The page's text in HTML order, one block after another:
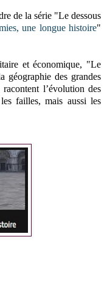
de la série "Le dessous
une longue histoire"
et économique, "Le
géographie des grandes
l’évolution des
failles, mais aussi les